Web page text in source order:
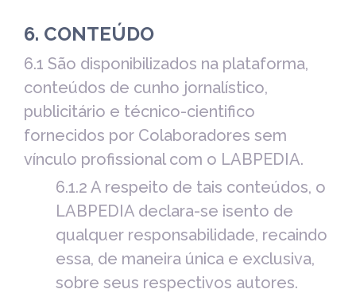
6. CONTEÚDO
6.1 São disponibilizados na plataforma,
conteúdos de cunho jornalístico,
publicitário e técnico-cientifico
fornecidos por Colaboradores sem
vínculo profissional com o LABPEDIA.
6.1.2 A respeito de tais conteúdos, o
LABPEDIA declara-se isento de
qualquer responsabilidade, recaindo
essa, de maneira única e exclusiva,
sobre seus respectivos autores.